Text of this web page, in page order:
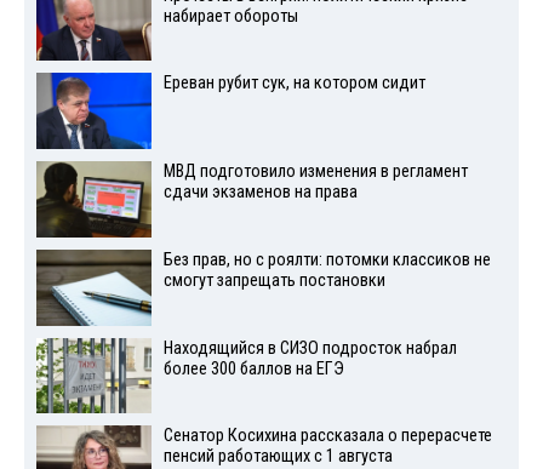
набирает обороты
Ереван рубит сук, на котором сидит
МВД подготовило изменения в регламент
сдачи экзаменов на права
Без прав, но с роялти: потомки классиков не
смогут запрещать постановки
Находящийся в СИЗО подросток набрал
более 300 баллов на ЕГЭ
Сенатор Косихина рассказала о перерасчете
пенсий работающих с 1 августа